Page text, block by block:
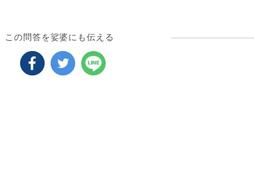
この問答を娑婆にも伝える